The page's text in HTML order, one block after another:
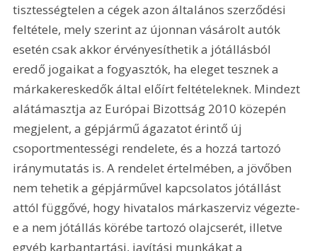
tisztességtelen a cégek azon általános szerződési
feltétele, mely szerint az újonnan vásárolt autók
esetén csak akkor érvényesíthetik a jótállásból
eredő jogaikat a fogyasztók, ha eleget tesznek a
márkakereskedők által előírt feltételeknek. Mindezt
alátámasztja az Európai Bizottság 2010 közepén
megjelent, a gépjármű ágazatot érintő új
csoportmentességi rendelete, és a hozzá tartozó
iránymutatás is. A rendelet értelmében, a jövőben
nem tehetik a gépjárművel kapcsolatos jótállást
attól függővé, hogy hivatalos márkaszerviz végezte-
e a nem jótállás körébe tartozó olajcserét, illetve
egyéb karbantartási, javítási munkákat a